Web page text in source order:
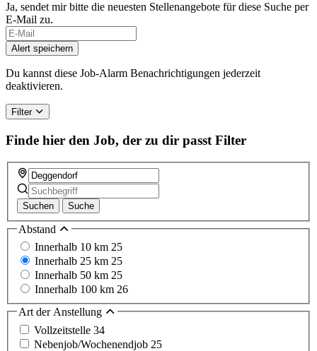
Ja, sendet mir bitte die neuesten Stellenangebote für diese Suche per
E-Mail zu.
If
you
are
a
human,
this
field
Alert speichern
Du kannst diese Job-Alarm Benachrichtigungen jederzeit
deaktivieren.
Filter
Finde hier den Job, der zu dir passt Filter
Suchen Suche
Abstand
Innerhalb 10 km 25
Innerhalb 25 km 25
Innerhalb 50 km 25
Innerhalb 100 km 26
Art der Anstellung
Vollzeitstelle 34
Nebenjob/Wochenendjob 25